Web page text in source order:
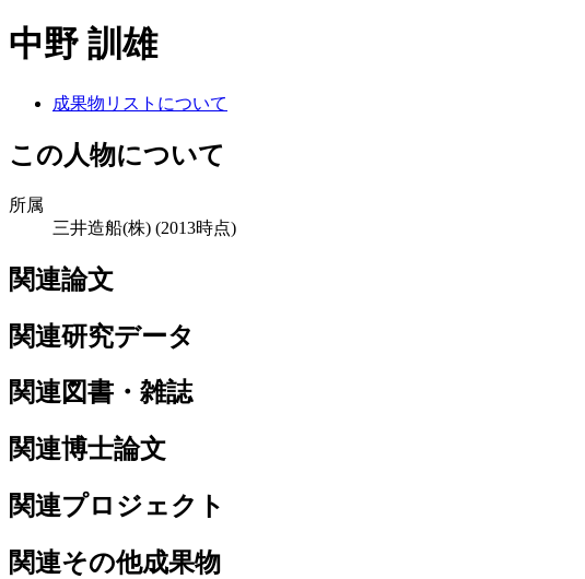
中野 訓雄
成果物リストについて
この人物について
所属
三井造船(株) (2013時点)
関連論文
関連研究データ
関連図書・雑誌
関連博士論文
関連プロジェクト
関連その他成果物